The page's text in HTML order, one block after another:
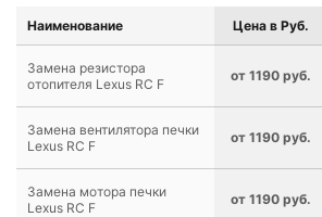
Наименование Цена в Руб.
Замена резистора
отопителя Lexus RC F
от 1190 руб.
Замена вентилятора печки
Lexus RC F
от 1190 руб.
Замена мотора печки
Lexus RC F
от 1190 руб.